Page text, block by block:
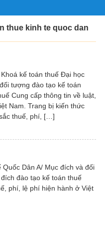
thue kinh te quoc dan
Khoá kế toán thuế Đại học
tượng đào tạo kế toán
Cung cấp thông tin về luật,
Nam. Trang bị kiến thức
thuế, phí, […]
Dân A/ Mục đích và đối
đào tạo kế toán thuế
phí, lệ phí hiện hành ở Việt